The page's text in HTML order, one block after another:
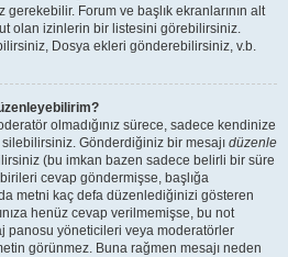
gerekebilir. Forum ve başlık ekranlarının alt
olan izinlerin bir listesini görebilirsiniz.
Dosya ekleri gönderebilirsiniz, v.b.
olmadığınız sürece, sadece kendinize
Gönderdiğiniz bir mesajı düzenle
(bu imkan bazen sadece belirli bir süre
cevap göndermişse, başlığa
metni kaç defa düzenlediğinizi gösteren
henüz cevap verilmemişse, bu not
panosu yöneticileri veya moderatörler
görünmez. Buna rağmen mesajı neden